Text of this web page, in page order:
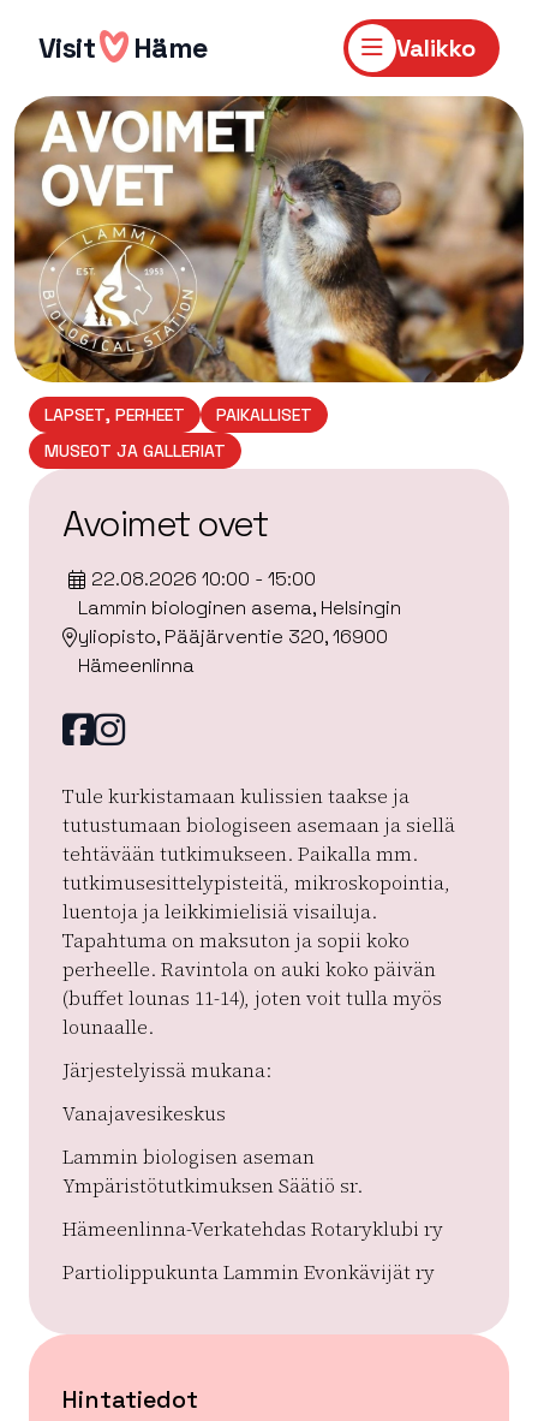
sisältöön
Visit Häme Valikko
LAPSET, PERHEET
PAIKALLISET
MUSEOT JA GALLERIAT
Avoimet ovet
22.08.2026 10:00 - 15:00
Lammin biologinen asema, Helsingin
yliopisto, Pääjärventie 320, 16900
Hämeenlinna
Facebook
instagram
Tule kurkistamaan kulissien taakse ja
tutustumaan biologiseen asemaan ja siellä
tehtävään tutkimukseen. Paikalla mm.
tutkimusesittelypisteitä, mikroskopointia,
luentoja ja leikkimielisiä visailuja.
Tapahtuma on maksuton ja sopii koko
perheelle. Ravintola on auki koko päivän
(buffet lounas 11-14), joten voit tulla myös
lounaalle.
Järjestelyissä mukana:
Vanajavesikeskus
Lammin biologisen aseman
Ympäristötutkimuksen Säätiö sr.
Hämeenlinna-Verkatehdas Rotaryklubi ry
Partiolippukunta Lammin Evonkävijät ry
Hintatiedot